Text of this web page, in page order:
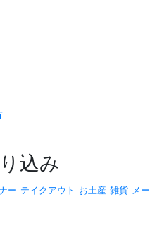
込み
ー テイクアウト お土産 雑貨 メ